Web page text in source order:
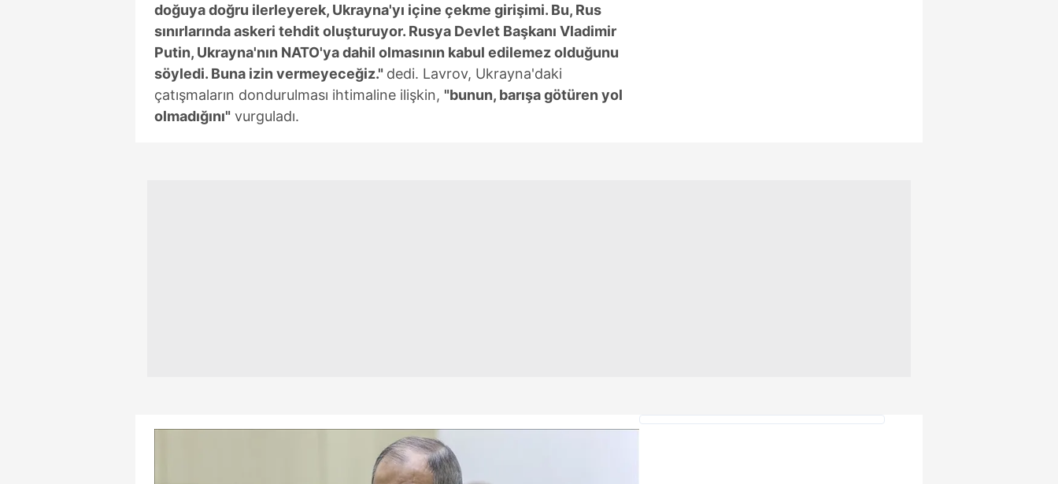
doğuya doğru ilerleyerek, Ukrayna'yı içine çekme girişimi. Bu, Rus
sınırlarında askeri tehdit oluşturuyor. Rusya Devlet Başkanı Vladimir
Putin, Ukrayna'nın NATO'ya dahil olmasının kabul edilemez olduğunu
söyledi. Buna izin vermeyeceğiz." dedi. Lavrov, Ukrayna'daki
çatışmaların dondurulması ihtimaline ilişkin, "bunun, barışa götüren yol
olmadığını" vurguladı.